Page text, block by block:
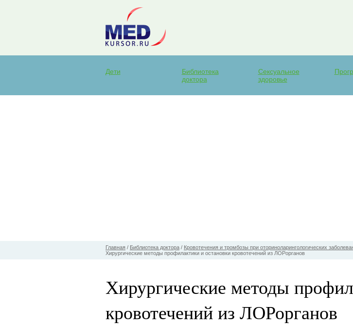
Дети
Библиотека
доктора
Сексуальное
здоровье
Главная / Библиотека доктора / Кровотечения и тромбозы при оториноларингологических
Хирургические методы профилактики и остановки кровотечений из ЛОРорганов
Хирургические методы
кровотечений из ЛОРорганов